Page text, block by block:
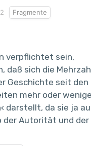
Fragmente
verpflichtet sein,
daß sich die
Geschichte seit den
mehr oder
darstellt, da sie ja
der Autorität und der